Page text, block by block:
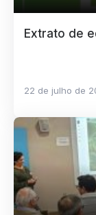
Extrato de
22 de julho de